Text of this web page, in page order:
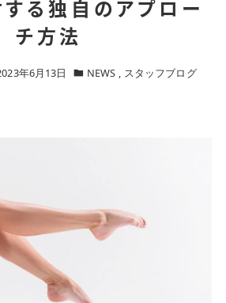
る独自のアプロー
チ方法
年6月13日 NEWS スタッフブログ